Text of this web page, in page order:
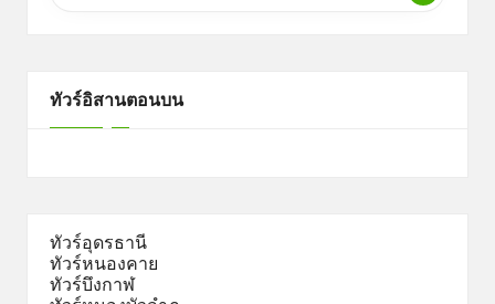
ทัวร์อิสานตอนบน
ทัวร์อุดรธานี
ทัวร์หนองคาย
ทัวร์บึงกาฬ